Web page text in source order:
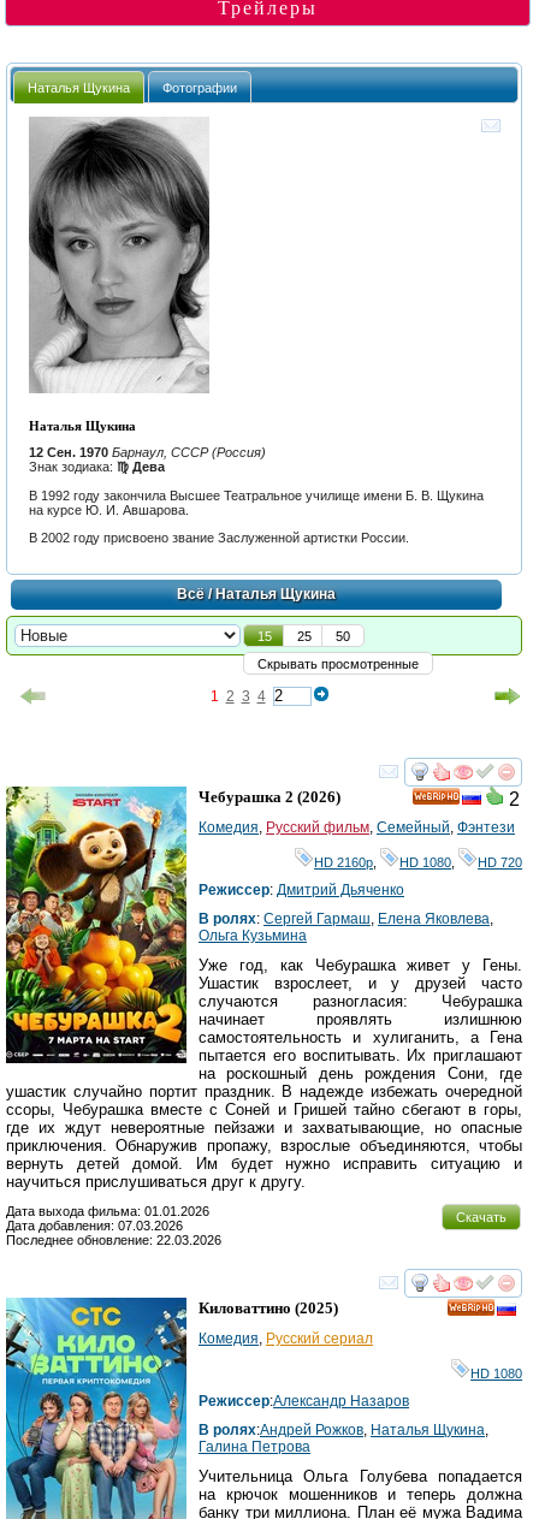
Трейлеры
Наталья Щукина Фотографии
Наталья Щукина
12 Сен. 1970 Барнаул, СССР (Россия)
Знак зодиака: ♍ Дева
В 1992 году закончила Высшее Театральное училище имени Б. В. Щукина
на курсе Ю. И. Авшарова.
В 2002 году присвоено звание Заслуженной артистки России.
Всё/ Наталья Щукина
15 25
50
Скрывать просмотренные
1 2 3 4
смотреть
2
Чебурашка 2 (2026)
Комедия Русский фильм Семейный Фэнтези
HD 2160р HD 1080 HD 720
Режиссер: Дмитрий Дьяченко
В ролях: Сергей Гармаш Елена Яковлева
Ольга Кузьмина
Уже год, как Чебурашка живет у Гены.
Ушастик взрослеет, и у друзей часто
случаются разногласия: Чебурашка
начинает проявлять излишнюю
самостоятельность и хулиганить, а Гена
пытается его воспитывать. Их приглашают
на роскошный день рождения Сони, где
ушастик случайно портит праздник. В надежде избежать очередной
ссоры, Чебурашка вместе с Соней и Гришей тайно сбегают в горы,
где их ждут невероятные пейзажи и захватывающие, но опасные
приключения. Обнаружив пропажу, взрослые объединяются, чтобы
вернуть детей домой. Им будет нужно исправить ситуацию и
научиться прислушиваться друг к другу.
Скачать
Дата выхода фильма: 01.01.2026
Дата добавления: 07.03.2026
Последнее обновление: 22.03.2026
смотреть
Киловаттино (2025)
Комедия Русский сериал
HD 1080
Режиссер:Александр Назаров
В ролях:Андрей Рожков Наталья Щукина
Галина Петрова
Учительница Ольга Голубева попадается
на крючок мошенников и теперь должна
банку три миллиона. План её мужа Вадима